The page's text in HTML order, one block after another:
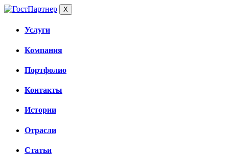
X
Услуги
Компания
Портфолио
Контакты
Истории
Отрасли
Статьи